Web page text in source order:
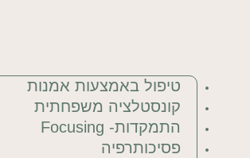
טיפול באמצעות אמנות
קונסטלציה משפחתית
התמקדות- Focusing
פסיכותרפיה